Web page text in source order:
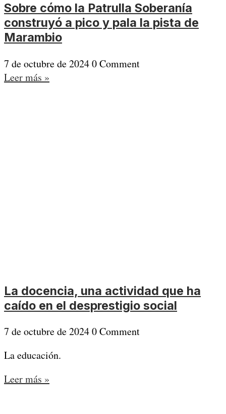
Sobre cómo la Patrulla Soberanía
construyó a pico y pala la pista de
Marambio
7 de octubre de 20240 Comment
Leer más »
La docencia, una actividad que ha
caído en el desprestigio social
7 de octubre de 20240 Comment
La educación.
Leer más »